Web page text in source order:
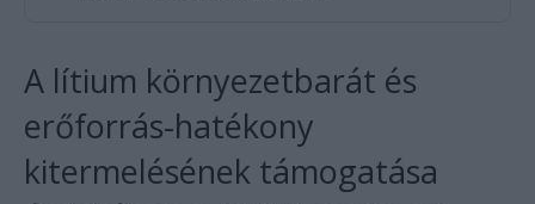
A lítium környezetbarát és
erőforrás-hatékony
kitermelésének támogatása